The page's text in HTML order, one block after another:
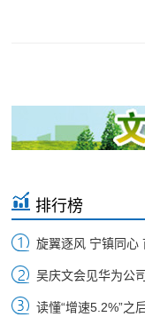
排行榜
旋翼逐风 宁镇同心
吴庆文会见华为公
读懂“增速5.2%”之